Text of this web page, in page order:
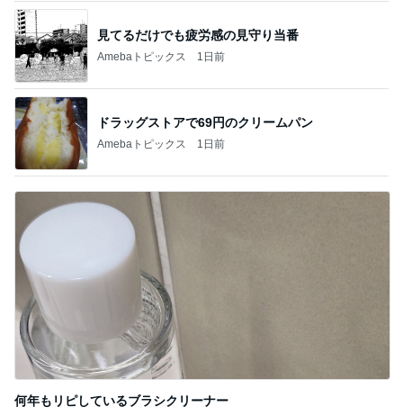
見てるだけでも疲労感の見守り当番
Amebaトピックス 1日前
ドラッグストアで69円のクリームパン
Amebaトピックス 1日前
何年もリピしているブラシクリーナー